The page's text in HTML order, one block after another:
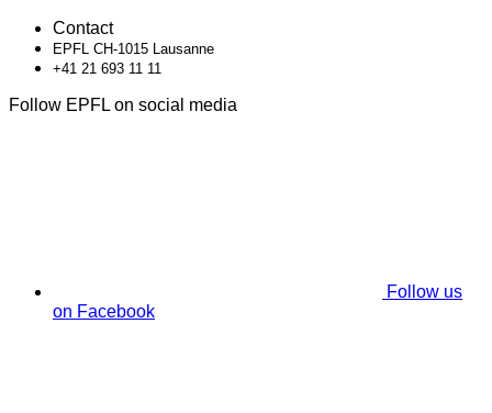
Contact
EPFL CH-1015 Lausanne
+41 21 693 11 11
Follow EPFL on social media
Follow us
on Facebook